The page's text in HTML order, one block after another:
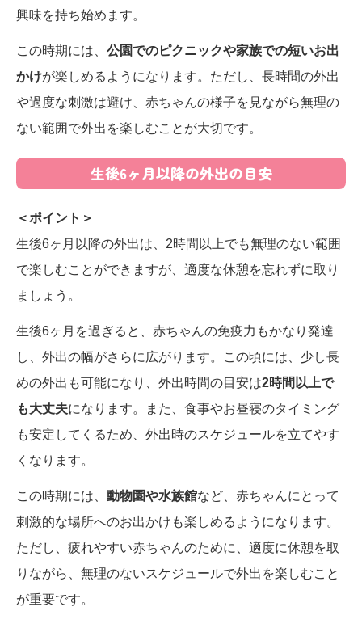
興味を持ち始めます。
この時期には、 公園でのピクニックや家族での短いお出
かけが楽しめるようになります。ただし、長時間の外出
や過度な刺激は避け、赤ちゃんの様子を見ながら無理の
ない範囲で外出を楽しむことが大切です。
生後6ヶ月以降の外出の目安
＜ポイント＞
生後6ヶ月以降の外出は、2時間以上でも無理のない範囲
で楽しむことができますが、適度な休憩を忘れずに取り
ましょう。
生後6ヶ月を過ぎると、赤ちゃんの免疫力もかなり発達
し、外出の幅がさらに広がります。この頃には、少し長
めの外出も可能になり、外出時間の目安は2時間以上で
も大丈夫になります。また、食事やお昼寝のタイミング
も安定してくるため、外出時のスケジュールを立てやす
くなります。
この時期には、 動物園や水族館など、赤ちゃんにとって
刺激的な場所へのお出かけも楽しめるようになります。
ただし、疲れやすい赤ちゃんのために、適度に休憩を取
りながら、無理のないスケジュールで外出を楽しむこと
が重要です。